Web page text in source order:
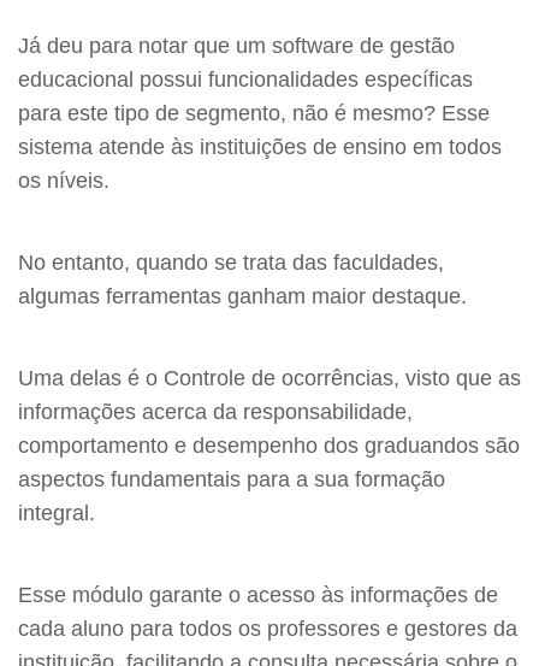
Já deu para notar que um software de gestão
educacional possui funcionalidades específicas
para este tipo de segmento, não é mesmo? Esse
sistema atende às instituições de ensino em todos
os níveis.
No entanto, quando se trata das faculdades,
algumas ferramentas ganham maior destaque.
Uma delas é o Controle de ocorrências, visto que as
informações acerca da responsabilidade,
comportamento e desempenho dos graduandos são
aspectos fundamentais para a sua formação
integral.
Esse módulo garante o acesso às informações de
cada aluno para todos os professores e gestores da